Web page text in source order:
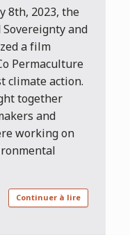
8th, 2023, the
and
a film
Permaculture
climate action.
together
and
working on
Continuer à lire